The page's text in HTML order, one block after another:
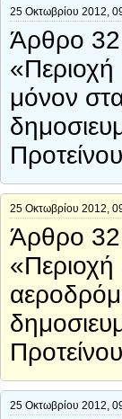
25 Οκτωβρίου 2012,
Άρθρο
μόνον
25 Οκτωβρίου 2012,
Άρθρο
25 Οκτωβρίου 2012,